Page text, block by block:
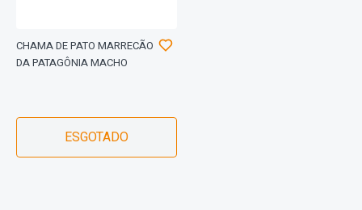
CHAMA DE PATO MARRECÃO
DA PATAGÔNIA MACHO
ESGOTADO